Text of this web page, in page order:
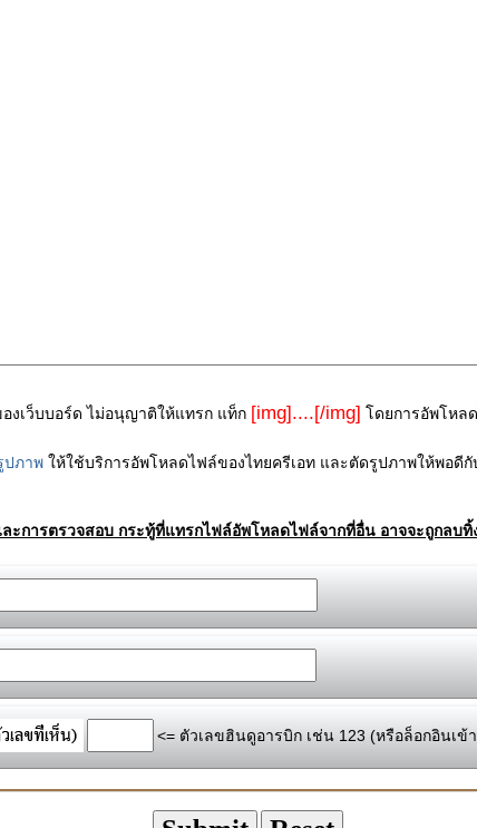
งเว็บบอร์ด ไม่อนุญาติให้แทรก แท็ก [img]....[/img] โดยการอัพโหล
ปภาพ ให้ใช้บริการอัพโหลดไฟล์ของไทยครีเอท และตัดรูปภาพให้พอดี
ะการตรวจสอบ กระทู้ที่แทรกไฟล์อัพโหลดไฟล์จากที่อื่น อาจจะถูกลบทิ้
<= ตัวเลขฮินดูอารบิก เช่น 123 (หรือล็อกอินเข้